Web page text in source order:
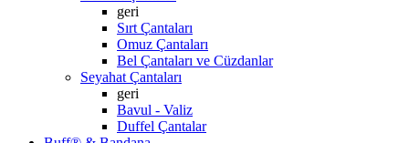
geri
Sırt Çantaları
Omuz Çantaları
Bel Çantaları ve Cüzdanlar
Seyahat Çantaları
geri
Bavul - Valiz
Duffel Çantalar